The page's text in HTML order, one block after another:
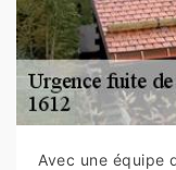
Avec une équipe